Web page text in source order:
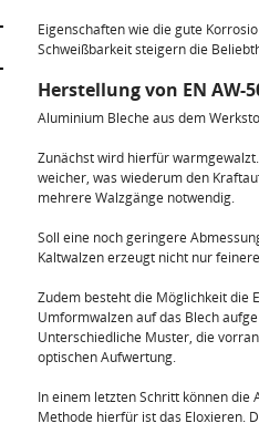
Eigenschaften wie die gute
Schweißbarkeit steigern die
Herstellung von EN AW-
Aluminium Bleche aus dem
Zunächst wird hierfür
weicher, was wiederum den
mehrere Walzgänge notwendig.
Soll eine noch geringere
Kaltwalzen erzeugt nicht nur
Zudem besteht die Möglichkeit die
Umformwalzen auf das Blech
Unterschiedliche Muster, die
optischen Aufwertung.
In einem letzten Schritt können
Methode hierfür ist das Eloxieren.